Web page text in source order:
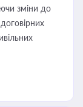
зміни до